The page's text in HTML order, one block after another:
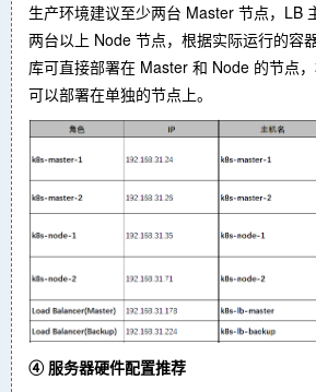
生产环境建议至少两台 Master 节点，LB
两台以上 Node 节点，根据实际运行的容
库可直接部署在 Master 和 Node 的节点，
可以部署在单独的节点上。
④ 服务器硬件配置推荐